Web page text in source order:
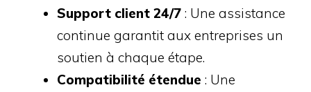
Support client 24/7 : Une assistance
continue garantit aux entreprises un
soutien à chaque étape.
Compatibilité étendue : Une